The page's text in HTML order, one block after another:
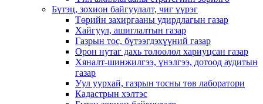
Бүтэц, зохион байгуулалт, чиг үүрэг
Төрийн захиргааны удирдлагын газар
Хайгуул, ашиглалтын газар
Газрын тос, бүтээгдэхүүний газар
Орон нутаг дахь төлөөлөл хариуцсан газар
Хяналт-шинжилгээ, үнэлгээ, дотоод аудитын
газар
Уул уурхай, газрын тосны төв лаборатори
Кадастрын хэлтэс